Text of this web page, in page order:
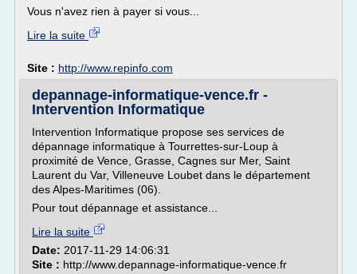
Vous n'avez rien à payer si vous...
Lire la suite
Site : http://www.repinfo.com
depannage-informatique-vence.fr -
Intervention Informatique
Intervention Informatique propose ses services de
dépannage informatique à Tourrettes-sur-Loup à
proximité de Vence, Grasse, Cagnes sur Mer, Saint
Laurent du Var, Villeneuve Loubet dans le département
des Alpes-Maritimes (06).
Pour tout dépannage et assistance...
Lire la suite
Date: 2017-11-29 14:06:31
Site : http://www.depannage-informatique-vence.fr